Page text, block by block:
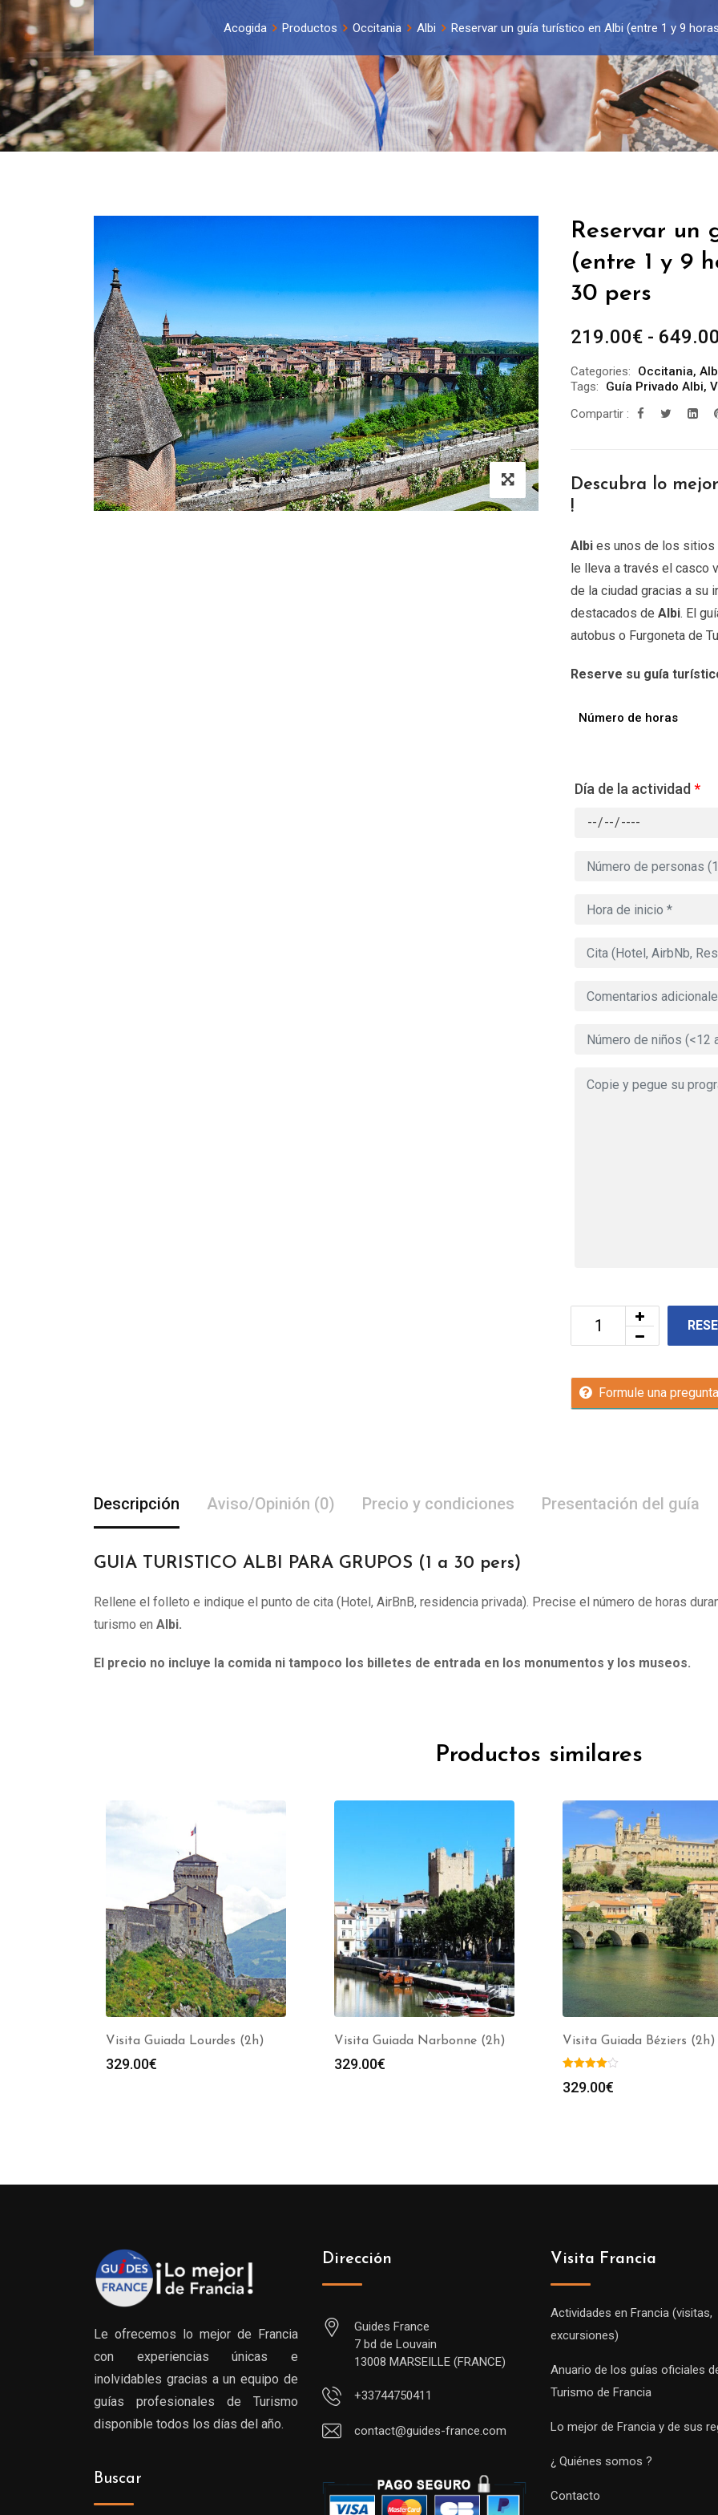
Acogida Productos Occitania Albi Reservar un guía turístico en Albi (entre 1 y 9
Reservar un
(entre 1 y 9
30 pers
219.00€ - 649.00
Categories: Occitania,
Tags:
Guía Privado Albi,
Compartir :
Descubra lo
!
Albi es unos de los sitios
le lleva a través el casco
de la ciudad gracias a su
destacados de Albi. El
autobus o Furgoneta de
Reserve su guía
Número de horas
Día de la actividad *
Formule una pregunta
Descripción Aviso/Opinión (0) Precio y condiciones Presentación del guía
GUIA TURISTICO ALBI PARA GRUPOS (1 a 30 pers)
Rellene el folleto e indique el punto de cita (Hotel, AirBnB, residencia privada). Precise el número de horas
turismo en Albi.
El precio no incluye la comida ni tampoco los billetes de entrada en los monumentos y los museos.
Productos similares
Visita Guiada Lourdes (2h)
329.00€
Visita Guiada Narbonne (2h)
329.00€
Visita Guiada Béziers (2h)
329.00€
Le ofrecemos lo mejor de Francia
con experiencias únicas e
inolvidables gracias a un equipo de
guías profesionales de Turismo
disponible todos los días del año.
Buscar
Dirección
Guides France
7 bd de Louvain
13008 MARSEILLE (FRANCE)
+33744750411
contact@guides-france.com
Visita Francia
Actividades en Francia (visitas,
excursiones)
Anuario de los guías oficiales
Turismo de Francia
Lo mejor de Francia y de sus
¿ Quiénes somos ?
Contacto